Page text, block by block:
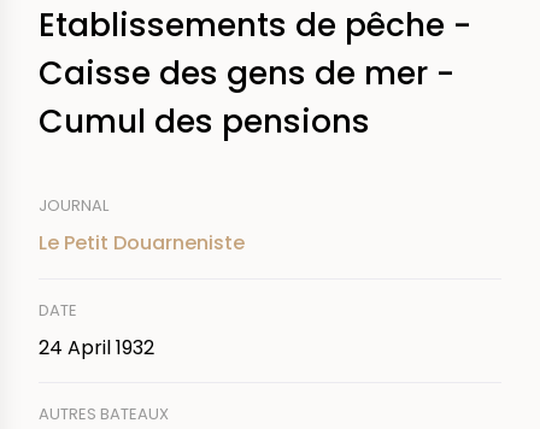
Etablissements de pêche -
Caisse des gens de mer -
Cumul des pensions
JOURNAL
Le Petit Douarneniste
DATE
24 April 1932
AUTRES BATEAUX